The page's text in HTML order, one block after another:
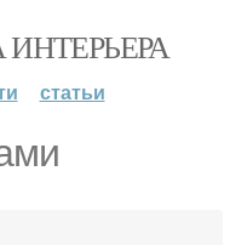
статьи